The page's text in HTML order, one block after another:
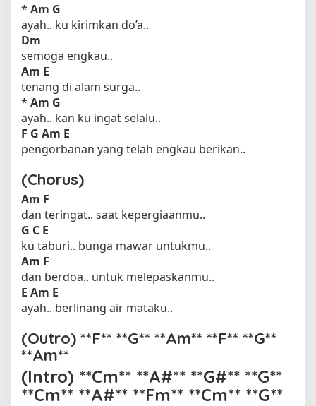
* Am G
ayah.. ku kirimkan do’a..
Dm
semoga engkau..
Am E
tenang di alam surga..
* Am G
ayah.. kan ku ingat selalu..
F G Am E
pengorbanan yang telah engkau berikan..
(Chorus)
Am F
dan teringat.. saat kepergiaanmu..
G C E
ku taburi.. bunga mawar untukmu..
Am F
dan berdoa.. untuk melepaskanmu..
E Am E
ayah.. berlinang air mataku..
(Outro) **F** **G** **Am** **F** **G**
**Am**
(Intro) **Cm** **A#** **G#** **G**
**Cm** **A#** **Fm** **Cm** **G**